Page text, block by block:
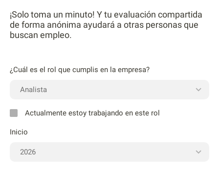
¡Solo toma un minuto! Y tu evaluación compartida
de forma anónima ayudará a otras personas que
buscan empleo.
¿Cuál es el rol que cumplis en la empresa?
Actualmente estoy trabajando en este rol
Inicio